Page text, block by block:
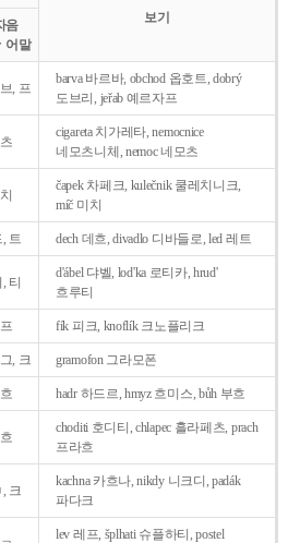
보기
음
어말
, 프
barva 바르바, obchod 옵호트, dobrý
도브리, jeřab 예르자프
츠
cigareta 치가레타, nemocnice
네모츠니체, nemoc 네모츠
치
čapek 차페크, kulečnik 쿨레치니크,
míč 미치
, 트 dech 데흐, divadlo 디바들로, led 레트
티
d'ábel 댜벨, lod'ka 로티카, hrud'
흐루티
프 fík 피크, knoflík 크노플리크
, 크 gramofon 그라모폰
흐 hadr 하드르, hmyz 흐미스, bůh 부흐
흐
choditi 호디티, chlapec 흘라페츠, prach
프라흐
, 크
kachna 카흐나, nikdy 니크디, padák
파다크
lev 레프, šplhati 슈플하티, postel